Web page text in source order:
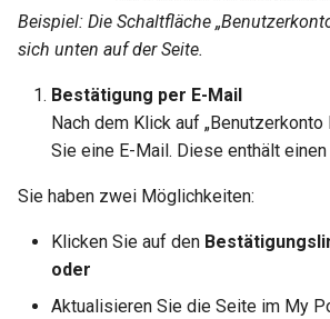
How
How
How
How
Beispiel: Die Schaltfläche
sich unten auf der Seite.
Bestätigung per E-Mail
Nach dem Klick auf „Benutzerkonto
Sie eine E-Mail. Diese enthält
Sie haben zwei Möglichkeiten:
Klicken Sie auf den
oder
Aktualisieren Sie die Seite im My